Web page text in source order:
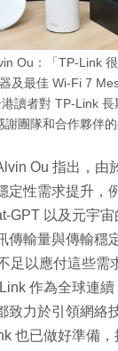
Ou：「TP-Link
及最佳 Wi-Fi 7
讀者對 TP-Link 長
團隊和合作夥伴
Ou 指出，由
定性需求提升，
GPT 以及元宇
傳輸量與傳輸穩
足以應付這些需
作為全球連
致力於引領網絡
也已做好準備